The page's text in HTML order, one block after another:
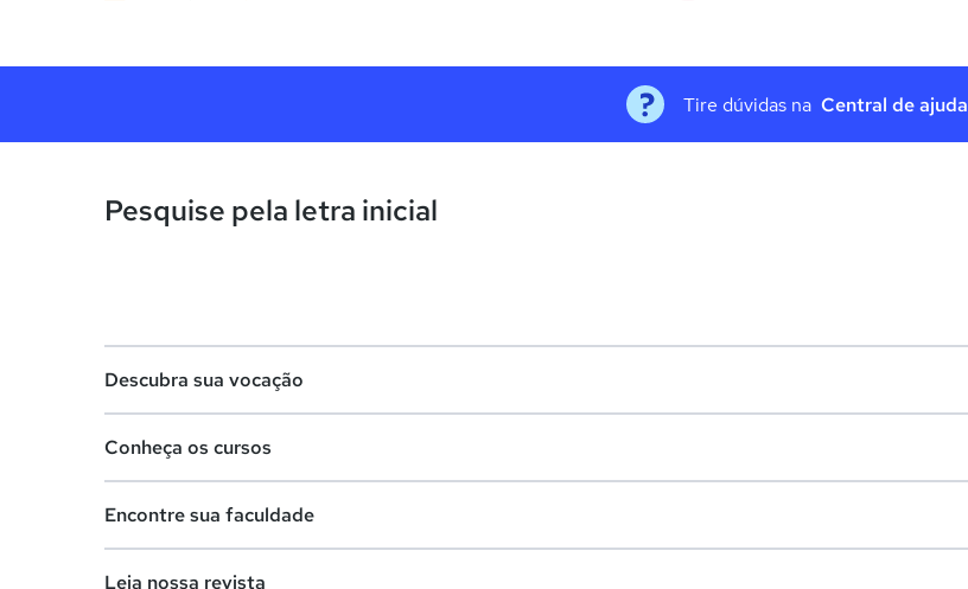
Tire dúvidas na Central de ajuda
Pesquise pela letra inicial
Descubra sua vocação
Lista de profissões
Conheça os cursos
Encontre sua faculdade
Leia nossa revista